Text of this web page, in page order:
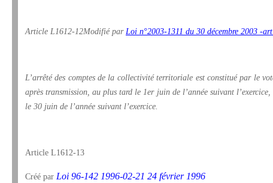
Article L1612-12Modifié par Loi n°2003-1311 du 30 décembre 2003 -
L’arrêté des comptes de la collectivité territoriale est constitué par le
après transmission, au plus tard le 1er juin de l’année suivant
le 30 juin de l’année suivant l’exercice.
Article L1612-13
Créé par Loi 96-142 1996-02-21 24 février 1996